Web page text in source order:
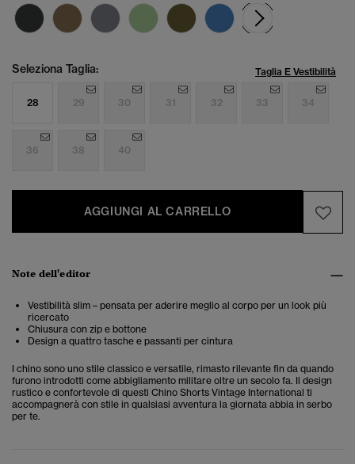
Seleziona Taglia: Taglia E Vestibilità
28 29 30 31 32 33 34
36 38 40
AGGIUNGI AL CARRELLO
Note dell'editor
Vestibilità slim – pensata per aderire meglio al corpo per un look più
ricercato
Chiusura con zip e bottone
Design a quattro tasche e passanti per cintura
I chino sono uno stile classico e versatile, rimasto rilevante fin da quando
furono introdotti come abbigliamento militare oltre un secolo fa. Il design
rustico e confortevole di questi Chino Shorts Vintage International ti
accompagnerà con stile in qualsiasi avventura la giornata abbia in serbo
per te.